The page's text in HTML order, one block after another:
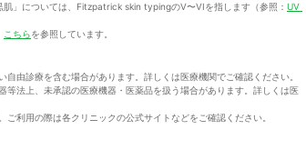
肌」については、Fitzpatrick skin typingのV〜VIを指します（参照： UV
こちらを参照しています。
由診療を含む場合があります。詳しくは医療機関でご確認ください。
法上、未承認の医療機器・医薬品を扱う場合があります。詳しくは医
利用の際は各クリニックの公式サイトなどをご確認ください。